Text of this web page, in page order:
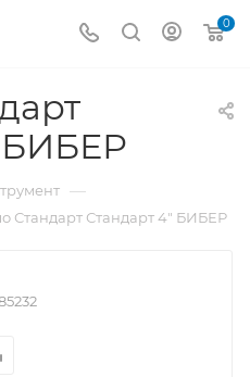
0
БИБЕР
—
Стандарт Стандарт 4" БИБЕР